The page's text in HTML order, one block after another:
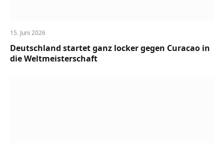
15. Juni 2026
Deutschland startet ganz locker gegen Curacao in
die Weltmeisterschaft